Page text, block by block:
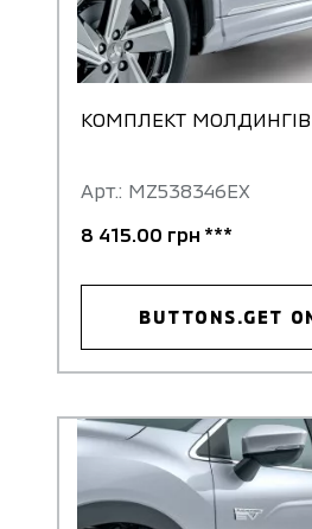
КОМПЛЕКТ
Арт.: MZ538346EX
8 415.00 грн ***
BUTTONS.GET